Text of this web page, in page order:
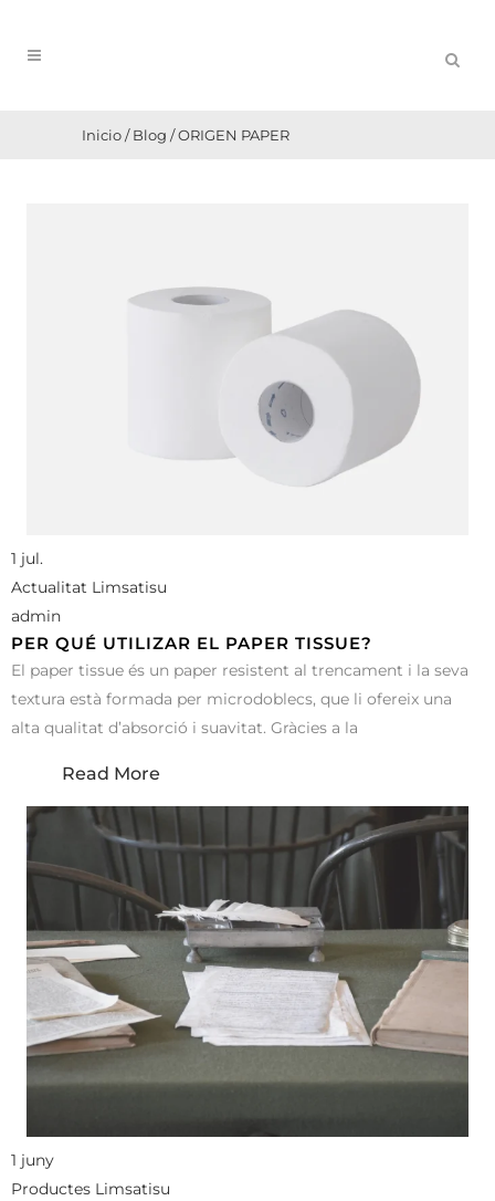
Inicio/Blog /ORIGEN PAPER
1 jul.
Actualitat Limsatisu
admin
PER QUÉ UTILIZAR EL PAPER TISSUE?
El paper tissue és un paper resistent al trencament i la seva
textura està formada per microdoblecs, que li ofereix una
alta qualitat d’absorció i suavitat. Gràcies a la
Read More
1 juny
Productes Limsatisu